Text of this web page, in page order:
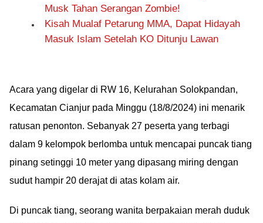
Musk Tahan Serangan Zombie!
Kisah Mualaf Petarung MMA, Dapat Hidayah
Masuk Islam Setelah KO Ditunju Lawan
Acara yang digelar di RW 16, Kelurahan Solokpandan,
Kecamatan Cianjur pada Minggu (18/8/2024) ini menarik
ratusan penonton. Sebanyak 27 peserta yang terbagi
dalam 9 kelompok berlomba untuk mencapai puncak tiang
pinang setinggi 10 meter yang dipasang miring dengan
sudut hampir 20 derajat di atas kolam air.
Di puncak tiang, seorang wanita berpakaian merah duduk